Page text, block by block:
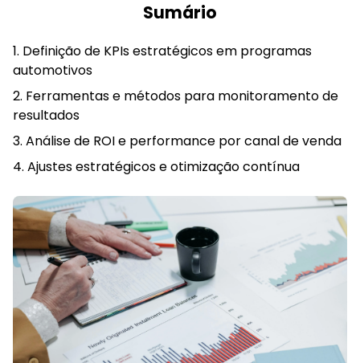
Sumário
Definição de KPIs estratégicos em programas
automotivos
Ferramentas e métodos para monitoramento de
resultados
Análise de ROI e performance por canal de venda
Ajustes estratégicos e otimização contínua